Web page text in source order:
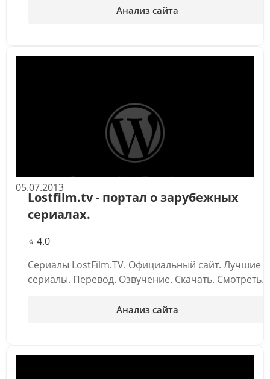
Анализ сайта
05.07.2013
Lostfilm.tv - портал о зарубежных
сериалах.
⭐ 4.0
Сериалы LostFilm.TV. Официальный сайт. Лучшие
сериалы. Перевод. Озвучение. Скачать. Смотреть.
Анализ сайта